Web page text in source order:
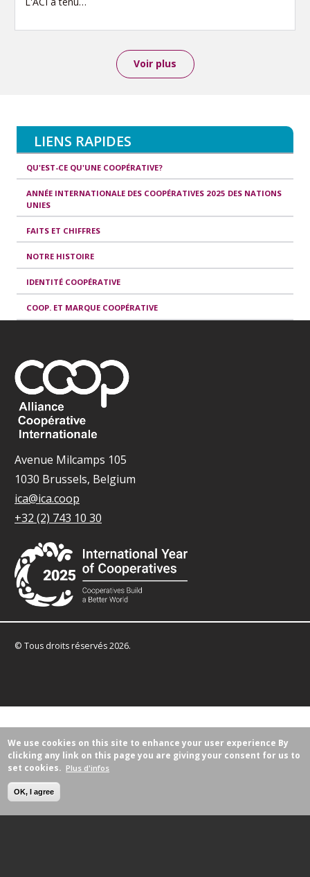
Voir plus
LIENS RAPIDES
QU'EST-CE QU'UNE COOPÉRATIVE?
ANNÉE INTERNATIONALE DES COOPÉRATIVES 2025 DES NATIONS
UNIES
FAITS ET CHIFFRES
NOTRE HISTOIRE
IDENTITÉ COOPÉRATIVE
COOP. ET MARQUE COOPÉRATIVE
Avenue Milcamps 105
1030 Brussels, Belgium
ica@ica.coop
+32 (2) 743 10 30
© Tous droits réservés 2026.
We use cookies on this site to enhance your user experience By
clicking any link on this page you are giving your consent for us to
set cookies. Plus d'infos
OK, I agree